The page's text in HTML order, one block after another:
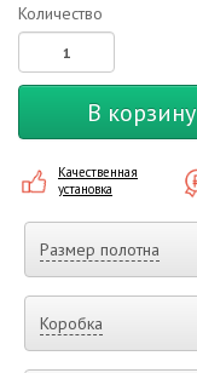
Количество
В корзину
Качественная
установка
Размер полотна
Коробка